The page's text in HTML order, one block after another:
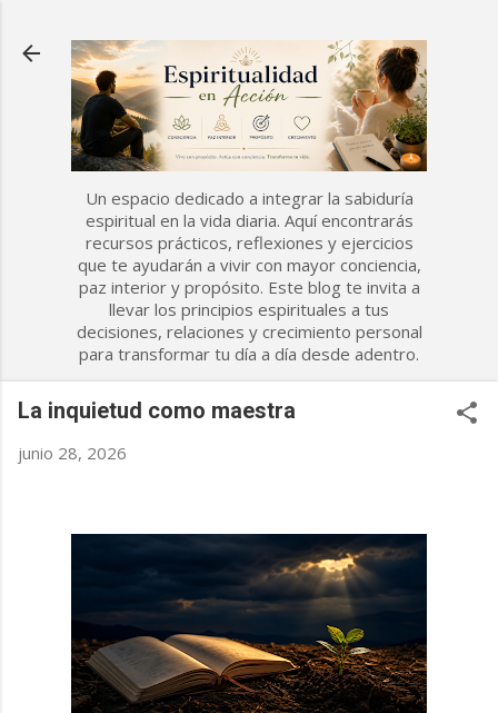
Un espacio dedicado a integrar la sabiduría
espiritual en la vida diaria. Aquí encontrarás
recursos prácticos, reflexiones y ejercicios
que te ayudarán a vivir con mayor conciencia,
paz interior y propósito. Este blog te invita a
llevar los principios espirituales a tus
decisiones, relaciones y crecimiento personal
para transformar tu día a día desde adentro.
La inquietud como maestra
junio 28, 2026